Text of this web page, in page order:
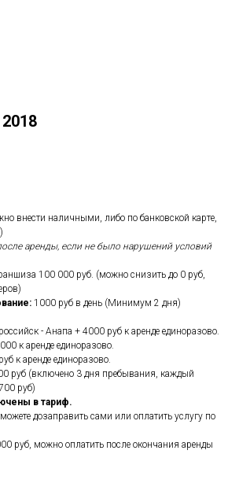
внести наличными, либо по банковской карте,
аренды, если не было нарушений условий
100 000 руб. (можно снизить до 0 руб,
1000 руб в день (Минимум 2 дня)
- Анапа + 4000 руб к аренде единоразово.
к аренде единоразово.
к аренде единоразово.
руб (включено 3 дня пребывания, каждый
руб)
в тариф.
дозаправить сами или оплатить услугу по
руб, можно оплатить после окончания аренды